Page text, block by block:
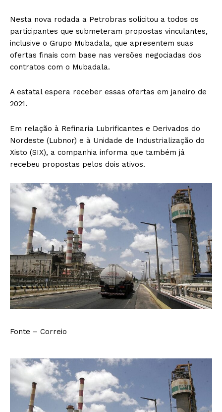
Nesta nova rodada a Petrobras solicitou a todos os
participantes que submeteram propostas vinculantes,
inclusive o Grupo Mubadala, que apresentem suas
ofertas finais com base nas versões negociadas dos
contratos com o Mubadala.
A estatal espera receber essas ofertas em janeiro de
2021.
Em relação à Refinaria Lubrificantes e Derivados do
Nordeste (Lubnor) e à Unidade de Industrialização do
Xisto (SIX), a companhia informa que também já
recebeu propostas pelos dois ativos.
Fonte – Correio